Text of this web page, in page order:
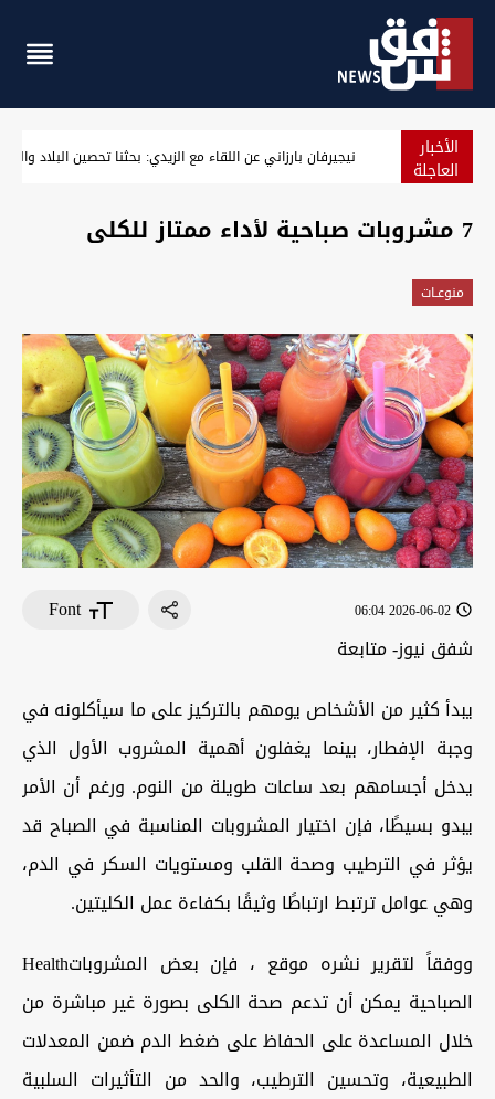
الأخبار
العاجلة ارتفاع أسعار النفط مع ترقب نتائج المحادثات الأميركية الإيرانية
7 مشروبات صباحية لأداء ممتاز للكلى
منوعـات
2026-06-02 06:04
Font
شفق نيوز- متابعة
يبدأ كثير من الأشخاص يومهم بالتركيز على ما سيأكلونه في
وجبة الإفطار، بينما يغفلون أهمية المشروب الأول الذي
يدخل أجسامهم بعد ساعات طويلة من النوم. ورغم أن الأمر
يبدو بسيطًا، فإن اختيار المشروبات المناسبة في الصباح قد
يؤثر في الترطيب وصحة القلب ومستويات السكر في الدم،
وهي عوامل ترتبط ارتباطًا وثيقًا بكفاءة عمل الكليتين.
ووفقاً لتقرير نشره موقع
Health، فإن بعض المشروبات
الصباحية يمكن أن تدعم صحة الكلى بصورة غير مباشرة من
خلال المساعدة على الحفاظ على ضغط الدم ضمن المعدلات
الطبيعية، وتحسين الترطيب، والحد من التأثيرات السلبية